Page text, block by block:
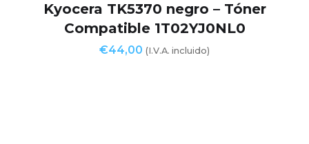
Kyocera TK5370 negro – Tóner
Compatible 1T02YJ0NL0
€44,00 (I.V.A. incluido)